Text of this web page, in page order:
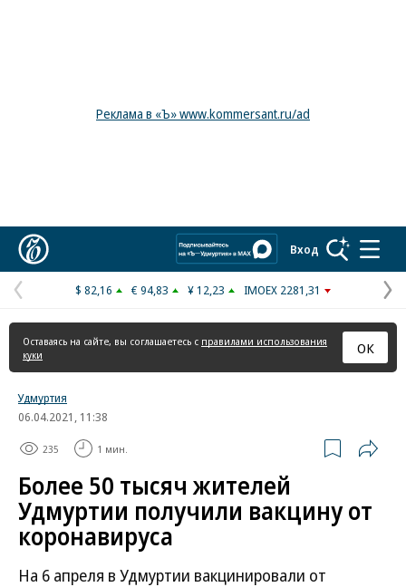
Реклама в «Ъ» www.kommersant.ru/ad
Вход
Предыдущая
страница
$ 82,16 € 94,83 ¥ 12,23 IMOEX 2281,31
Оставаясь на сайте, вы соглашаетесь с правилами использования
куки
ОК
Удмуртия
06.04.2021, 11:38
235 1 мин.
Более 50 тысяч жителей
Удмуртии получили вакцину от
коронавируса
На 6 апреля в Удмуртии вакцинировали от